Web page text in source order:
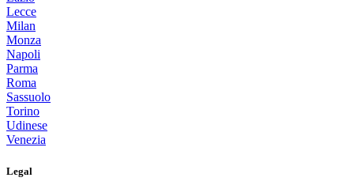
Lecce
Milan
Monza
Napoli
Parma
Roma
Sassuolo
Torino
Udinese
Venezia
Legal